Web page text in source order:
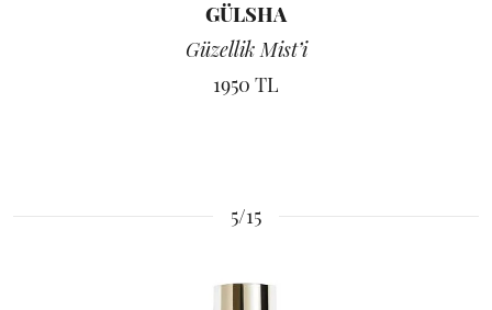
GÜLSHA
Güzellik Mist’i
1950 TL
5/15